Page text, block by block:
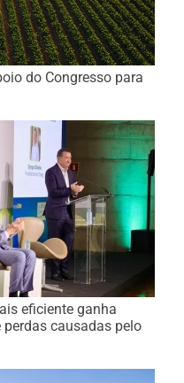
do Congresso para
eficiente ganha
causadas pelo